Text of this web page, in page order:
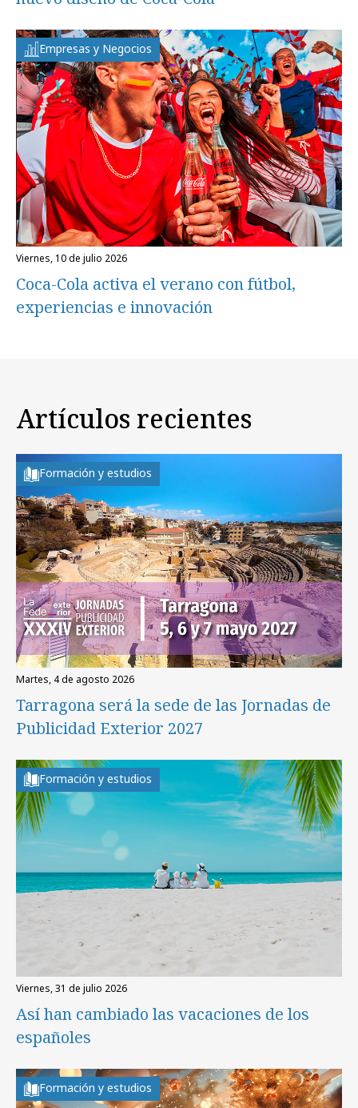
Empresas y Negocios
viernes, 10 de julio 2026
Coca-Cola activa el verano con fútbol,
experiencias e innovación
Artículos recientes
Formación y estudios
martes, 4 de agosto 2026
Tarragona será la sede de las Jornadas de
Publicidad Exterior 2027
Formación y estudios
viernes, 31 de julio 2026
Así han cambiado las vacaciones de los
españoles
Formación y estudios